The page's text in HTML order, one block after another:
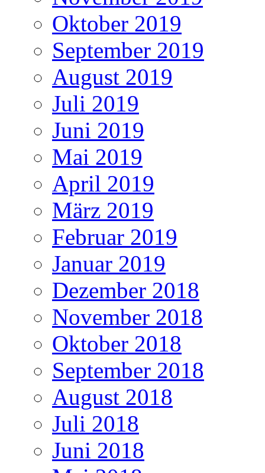
Oktober 2019
September 2019
August 2019
Juli 2019
Juni 2019
Mai 2019
April 2019
März 2019
Februar 2019
Januar 2019
Dezember 2018
November 2018
Oktober 2018
September 2018
August 2018
Juli 2018
Juni 2018